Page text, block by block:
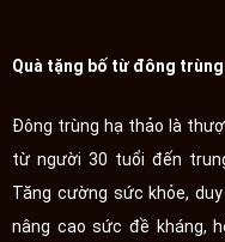
Quà tặng bố từ đông
Đông trùng hạ thảo là
từ người 30 tuổi đến
Tăng cường sức khỏe,
nâng cao sức đề kháng,